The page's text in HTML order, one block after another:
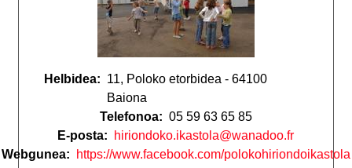
Helbidea: 11, Poloko etorbidea - 64100
Baiona
Telefonoa: 05 59 63 65 85
E-posta:
hiriondoko.ikastola@wanadoo.fr
Webgunea:
https://www.facebook.com/polokohiriondoikastola